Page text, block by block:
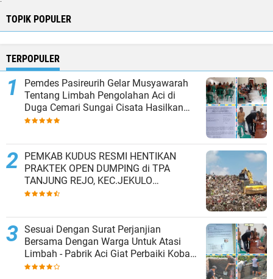
TOPIK POPULER
TERPOPULER
Pemdes Pasireurih Gelar Musyawarah
Tentang Limbah Pengolahan Aci di
Duga Cemari Sungai Cisata Hasilkan
Kesepakatan Tutup Sementara
PEMKAB KUDUS RESMI HENTIKAN
PRAKTEK OPEN DUMPING di TPA
TANJUNG REJO, KEC.JEKULO
KAB.KUDUS,BERLAKUKAN SISTEM
Sesuai Dengan Surat Perjanjian
Bersama Dengan Warga Untuk Atasi
Limbah - Pabrik Aci Giat Perbaiki Kobak
Penampungan Air